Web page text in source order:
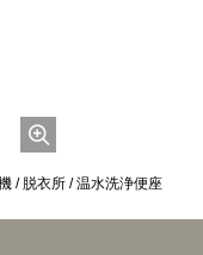
/ 脱衣所 / 温水洗浄便座